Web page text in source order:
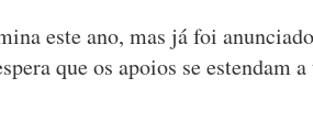
este ano, mas já foi
que os apoios se estendam